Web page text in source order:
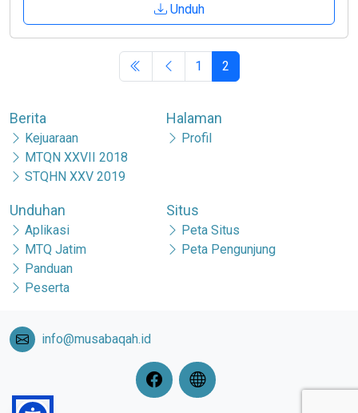
Unduh
1 2
Berita
Kejuaraan
MTQN XXVII 2018
STQHN XXV 2019
Halaman
Profil
Unduhan
Aplikasi
MTQ Jatim
Panduan
Peserta
Situs
Peta Situs
Peta Pengunjung
info@musabaqah.id